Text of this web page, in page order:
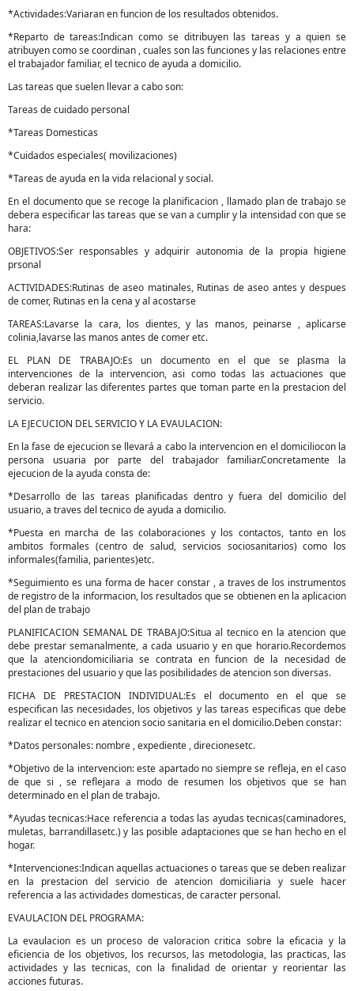
*Actividades:Variaran en funcion de los resultados obtenidos.
*Reparto de tareas:Indican como se ditribuyen las tareas y a quien se
atribuyen como se coordinan , cuales son las funciones y las relaciones entre
el trabajador familiar, el tecnico de ayuda a domicilio.
Las tareas que suelen llevar a cabo son:
Tareas de cuidado personal
*Tareas Domesticas
*Cuidados especiales( movilizaciones)
*Tareas de ayuda en la vida relacional y social.
En el documento que se recoge la planificacion , llamado plan de trabajo se
debera especificar las tareas que se van a cumplir y la intensidad con que se
hara:
OBJETIVOS:Ser responsables y adquirir autonomia de la propia higiene
prsonal
ACTIVIDADES:Rutinas de aseo matinales, Rutinas de aseo antes y despues
de comer, Rutinas en la cena y al acostarse
TAREAS:Lavarse la cara, los dientes, y las manos, peinarse , aplicarse
colinia,lavarse las manos antes de comer etc.
EL PLAN DE TRABAJO:Es un documento en el que se plasma la
intervenciones de la intervencion, asi como todas las actuaciones que
deberan realizar las diferentes partes que toman parte en la prestacion del
servicio.
LA EJECUCION DEL SERVICIO Y LA EVAULACION:
En la fase de ejecucion se llevará a cabo la intervencion en el domiciliocon la
persona usuaria por parte del trabajador familiar.Concretamente la
ejecucion de la ayuda consta de:
*Desarrollo de las tareas planificadas dentro y fuera del domicilio del
usuario, a traves del tecnico de ayuda a domicilio.
*Puesta en marcha de las colaboraciones y los contactos, tanto en los
ambitos formales (centro de salud, servicios sociosanitarios) como los
informales(familia, parientes)etc.
*Seguimiento es una forma de hacer constar , a traves de los instrumentos
de registro de la informacion, los resultados que se obtienen en la aplicacion
del plan de trabajo
PLANIFICACION SEMANAL DE TRABAJO:Situa al tecnico en la atencion que
debe prestar semanalmente, a cada usuario y en que horario.Recordemos
que la atenciondomiciliaria se contrata en funcion de la necesidad de
prestaciones del usuario y que las posibilidades de atencion son diversas.
FICHA DE PRESTACION INDIVIDUAL:Es el documento en el que se
especifican las necesidades, los objetivos y las tareas especificas que debe
realizar el tecnico en atencion socio sanitaria en el domicilio.Deben constar:
*Datos personales: nombre , expediente , direcionesetc.
*Objetivo de la intervencion: este apartado no siempre se refleja, en el caso
de que si , se reflejara a modo de resumen los objetivos que se han
determinado en el plan de trabajo.
*Ayudas tecnicas:Hace referencia a todas las ayudas tecnicas(caminadores,
muletas, barrandillasetc.) y las posible adaptaciones que se han hecho en el
hogar.
*Intervenciones:Indican aquellas actuaciones o tareas que se deben realizar
en la prestacion del servicio de atencion domiciliaria y suele hacer
referencia a las actividades domesticas, de caracter personal.
EVAULACION DEL PROGRAMA:
La evaulacion es un proceso de valoracion critica sobre la eficacia y la
eficiencia de los objetivos, los recursos, las metodologia, las practicas, las
actividades y las tecnicas, con la finalidad de orientar y reorientar las
acciones futuras.